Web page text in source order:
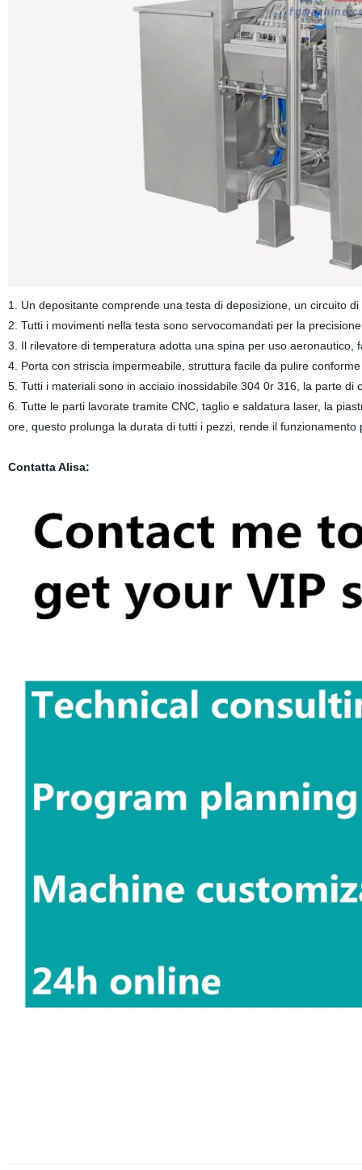
1. Un depositante comprende una testa di deposizione, un circuito
2. Tutti i movimenti nella testa sono servocomandati per la
3. Il rilevatore di temperatura adotta una spina per uso aeronautico,
4. Porta con striscia impermeabile, struttura facile da pulire
5. Tutti i materiali sono in acciaio inossidabile 304 0r 316, la parte
6. Tutte le parti lavorate tramite CNC, taglio e saldatura laser, la
ore, questo prolunga la durata di tutti i pezzi, rende il
Contatta Alisa: